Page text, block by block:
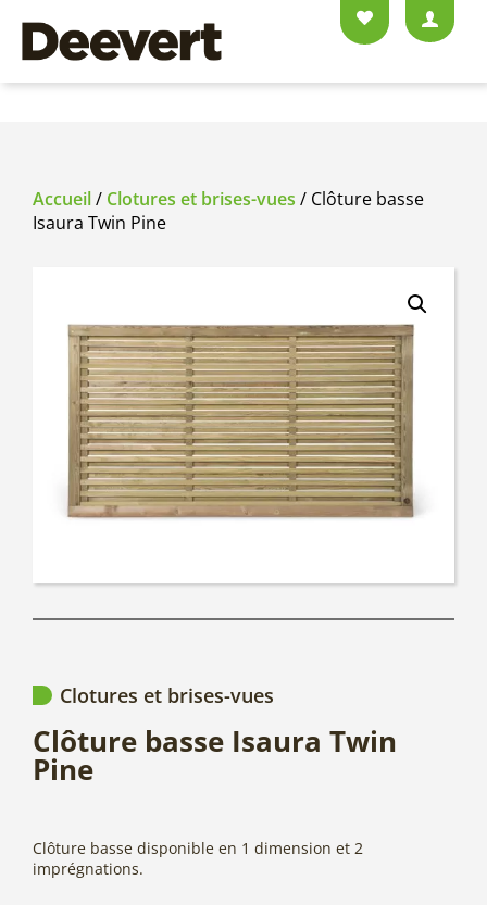
Accueil/ Clotures et brises-vues / Clôture basse
Isaura Twin Pine
Clotures et brises-vues
Clôture basse Isaura Twin
Pine
Clôture basse disponible en 1 dimension et 2
imprégnations.